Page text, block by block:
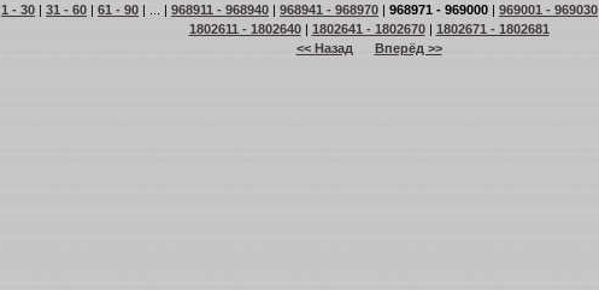
1 - 30 | 31 - 60 | 61 - 90 | ... | 968911 - 968940 | 968941 - 968970 | 968971 - 969000 | 969001 - 969030
1802611 - 1802640| 1802641 - 1802670| 1802671 - 1802681
<< Назад
Вперёд >>